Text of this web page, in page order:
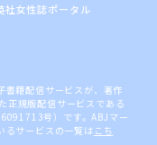
社女性誌ポータル
書籍配信サービスが、著作
正規版配信サービスである
号）です。ABJマー
るサービスの一覧はこち